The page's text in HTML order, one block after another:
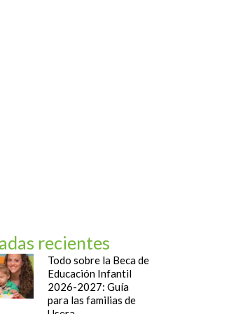
recientes
Todo sobre la Beca de
Educación Infantil
2026-2027: Guía
para las familias de